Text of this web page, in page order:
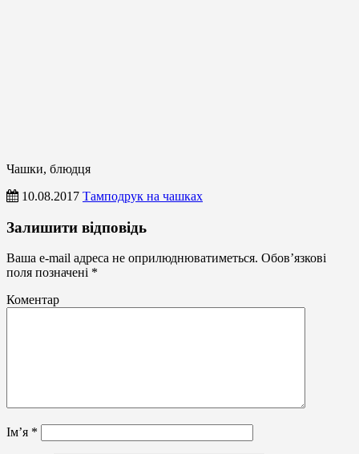
Чашки, блюдця
10.08.2017 Тамподрук на чашках
Чашки,
Залишити відповідь
Ваша e-mail адреса не оприлюднюватиметься. Обов’язкові
поля позначені *
Коментар
Ім’я *